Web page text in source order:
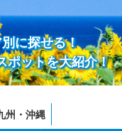
に探せる！
ポットを大紹介！
州・沖縄